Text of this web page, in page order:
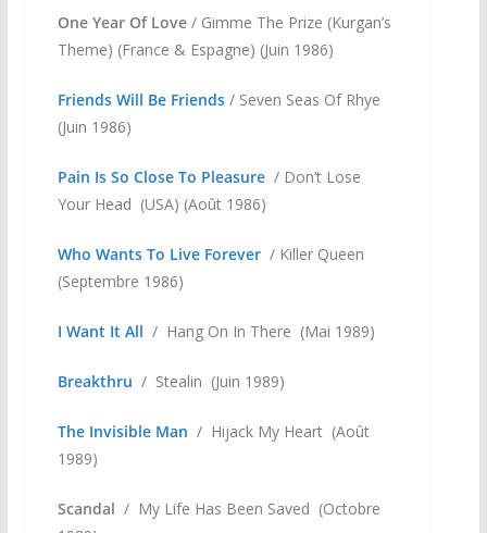
One Year Of Love/ Gimme The Prize (Kurgan’s
Theme) (France & Espagne) (Juin 1986)
Friends Will Be Friends/ Seven Seas Of Rhye
(Juin 1986)
Pain Is So Close To Pleasure / Don’t Lose
Your Head (USA) (Août 1986)
Who Wants To Live Forever/ Killer Queen
(Septembre 1986)
I Want It All / Hang On In There (Mai 1989)
Breakthru / Stealin (Juin 1989)
The Invisible Man / Hijack My Heart (Août
1989)
Scandal / My Life Has Been Saved (Octobre